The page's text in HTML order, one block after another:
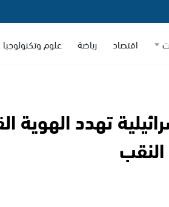
اقتصاد رياضة علوم وتكنولوجيا
تهدد الهوية